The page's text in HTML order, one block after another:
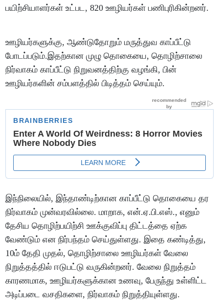
பயிற்சியாளர்கள் உட்பட, 820 ஊழியர்கள் பணிபுரிகின்றனர்.
ஊழியர்களுக்கு, ஆண்டுதோறும் மருத்துவ காப்பீட்டு
போடப்படும்.இதற்கான முழு தொகையை, தொழிற்சாலை
நிர்வாகம் காப்பீட்டு நிறுவனத்திற்கு வழங்கி, பின்
ஊழியர்களின் சம்பளத்தில் பிடித்தம் செய்யும்.
இந்நிலையில், இந்தாண்டிற்கான காப்பீட்டு தொகையை தர
நிர்வாகம் முன்வரவில்லை. மாறாக, என்.ஏ.பி.எஸ்., எனும்
தேசிய தொழிற்பயிற்சி ஊக்குவிப்பு திட்டத்தை ஏற்க
வேண்டும் என நிர்பந்தம் செய்துள்ளது. இதை கண்டித்து,
10ம் தேதி முதல், தொழிற்சாலை ஊழியர்கள் வேலை
நிறுத்தத்தில் ஈடுபட்டு வருகின்றனர். வேலை நிறுத்தம்
காரணமாக, ஊழியர்களுக்கான உணவு, பேருந்து உள்ளிட்ட
அடிப்படை வசதிகளை, நிர்வாகம் நிறுத்தியுள்ளது.